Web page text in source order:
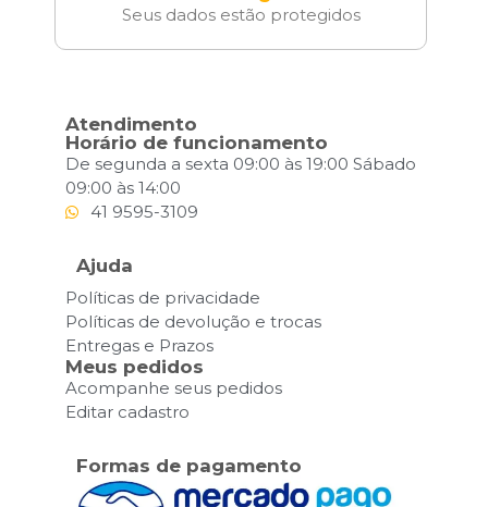
Seus dados estão protegidos
Atendimento
Horário de funcionamento
De segunda a sexta 09:00 às 19:00 Sábado
09:00 às 14:00
41 9595-3109
Ajuda
Políticas de privacidade
Políticas de devolução e trocas
Entregas e Prazos
Meus pedidos
Acompanhe seus pedidos
Editar cadastro
Formas de pagamento